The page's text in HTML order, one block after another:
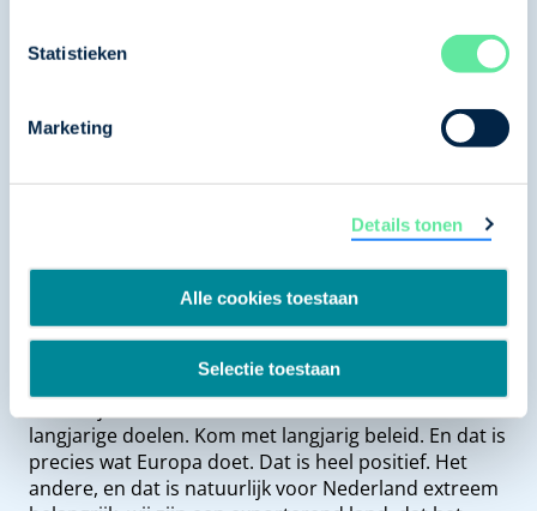
Statistieken
Marketing
Details tonen
Alle cookies toestaan
Selectie toestaan
opzichte van Amerikaanse bedrijven en bedrijven in
China.
Robin Rotman (podcasthost): Is dat helpen met
vergroenen? Je zegt dat fondsen uitgebreid moeten
de belangrijkste stap?
Gerben-Jan Gerbrandy (D66): Het is een hele
allerbeste van Europees klimaatbeleid is dat het
enorme zekerheid geeft van waar we naartoe gaan.
En als ik met ondernemers spreek dan is dat eigenlijk
altijd het eerste wat op een wensenlijstje staat: ga
langjarige doelen. Kom met langjarig beleid. En dat is
precies wat Europa doet. Dat is heel positief. Het
andere, en dat is natuurlijk voor Nederland extreem